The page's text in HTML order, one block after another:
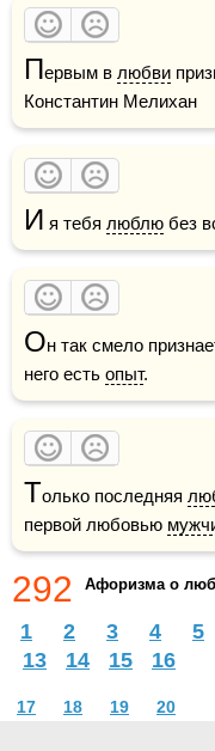
Первым в любви
Константин Мелихан
И я тебя люблю без
Он так смело
него есть опыт.
Только последняя
первой любовью
292 Афоризма о
1 2 3 4 5
13
14 15 16
17 18 19 20